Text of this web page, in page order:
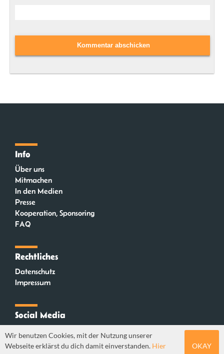
Info
Über uns
Mitmachen
In den Medien
Presse
Kooperation, Sponsoring
FAQ
Rechtliches
Datenschutz
Impressum
Social Media
Mastodon
Wir benutzen Cookies, mit der Nutzung unserer
Webseite erklärst du dich damit einverstanden. Hier
OKAY